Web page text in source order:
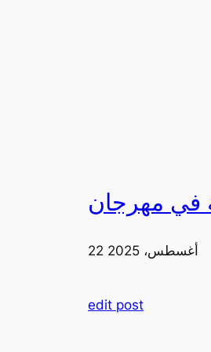
22 أغسطس، 2025
edit post